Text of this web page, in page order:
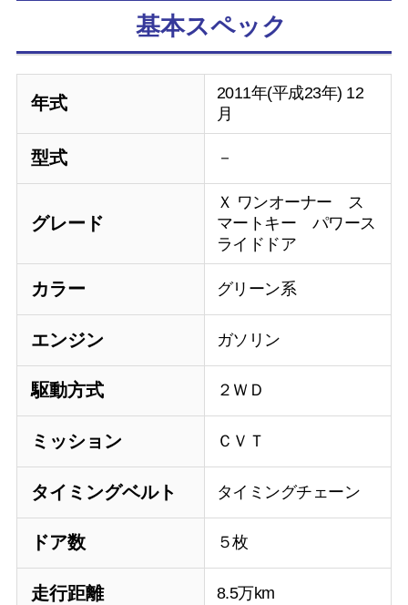
基本スペック
年式
2011年(平成23年) 12
月
型式 －
グレード
Ｘ ワンオーナー ス
マートキー パワース
ライドドア
カラー グリーン系
エンジン ガソリン
駆動方式 ２ＷＤ
ミッション ＣＶＴ
タイミングベルト タイミングチェーン
ドア数 ５枚
走行距離 8.5万km